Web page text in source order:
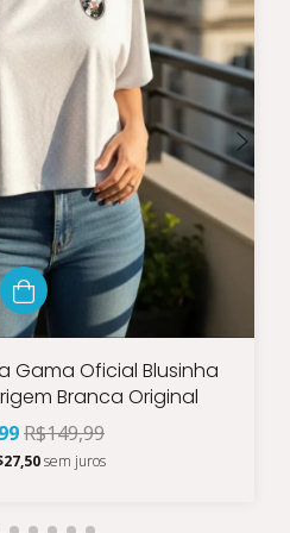
Gama Oficial Blusinha
Branca Original
R$149,99
sem juros